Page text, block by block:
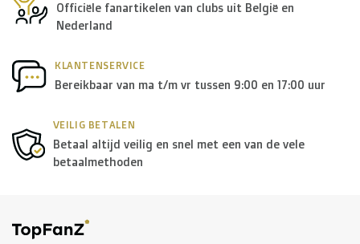
R. EV - Remco Evenepoel
Lopende veilingen
Afgelopen veilingen
Officiële fanartikelen van clubs uit België en
Nederland
KLANTENSERVICE
Bereikbaar van ma t/m vr tussen 9:00 en 17:00 uur
VEILIG BETALEN
Betaal altijd veilig en snel met een van de vele
betaalmethoden